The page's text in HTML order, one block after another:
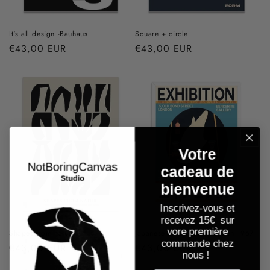
It's all design -Bauhaus
Prix
€43,00 EUR
Square + circle
Prix
€43,00 EUR
Shapes from nature
Prix
habituel
€43,00 EUR
Japanese Exhibition - London 1967
€43,00 EUR
Votre
cadeau de
bienvenue
Inscrivez-vous et
recevez 15€ sur
vore première
commande chez
nous !